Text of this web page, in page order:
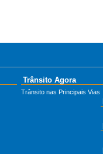
Trânsito Agora
Trânsito nas Principais Vias